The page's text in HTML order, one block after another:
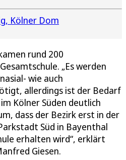
Kölner Dom
rund 200
„Es werden
wie auch
allerdings ist der Bedarf
Kölner Süden deutlich
dass der Bezirk erst in der
Süd in Bayenthal
erhalten wird“, erklärt
Giesen.